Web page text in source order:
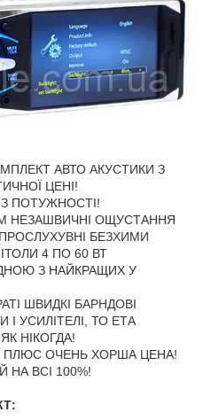
АВТО АКУСТИКИ З
ЦЕНІ!
ПОТУЖНОСТІ!
НЕЗАШВИЧНІ ОЩУСТАННЯ
БЕЗХИМИ
4 ПО 60 ВТ
З НАЙКРАЩИХ У
ШВИДКІ БАРНДОВІ
УСИЛІТЕЛІ, ТО ЕТА
НІКОГДА!
ПЛЮС ОЧЕНЬ ХОРША ЦЕНА!
НА ВСІ 100%!